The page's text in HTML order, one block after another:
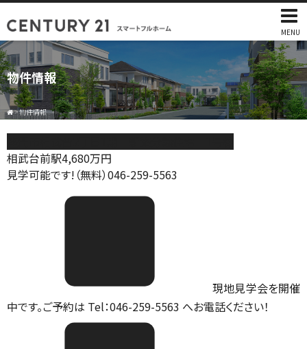
MENU
物件情報
>物件情報
相武台前駅4,680万円
見学可能です!（無料）046-259-5563
現地見学会を開催
中です。ご予約は Tel：046-259-5563 へお電話ください！